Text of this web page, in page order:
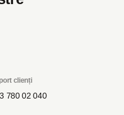
clienți
780 02 040